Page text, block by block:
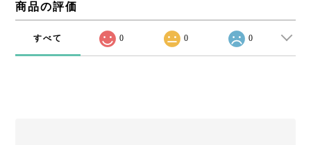
商品の評価
すべて 0 0 0